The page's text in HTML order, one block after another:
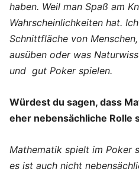
haben. Weil man Spaß am
Wahrscheinlichkeiten hat.
Schnittfläche von
ausüben oder was
und gut Poker spielen.
Würdest du sagen, dass
eher nebensächliche Rolle
Mathematik spielt im Poker
es ist auch nicht